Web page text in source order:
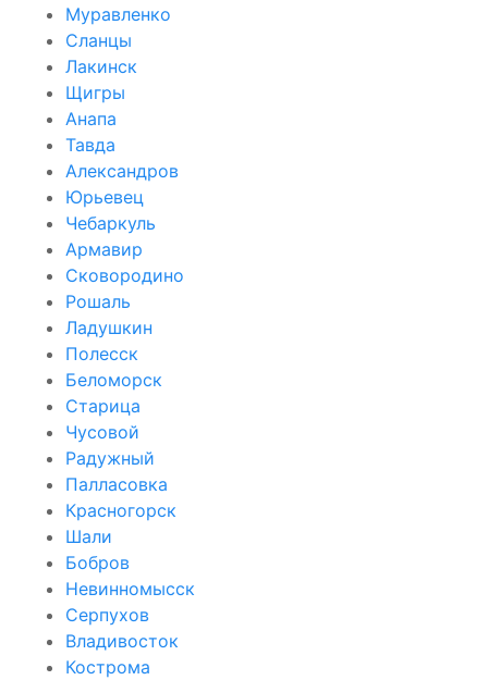
Муравленко
Сланцы
Лакинск
Щигры
Анапа
Тавда
Александров
Юрьевец
Чебаркуль
Армавир
Сковородино
Рошаль
Ладушкин
Полесск
Беломорск
Старица
Чусовой
Радужный
Палласовка
Красногорск
Шали
Бобров
Невинномысск
Серпухов
Владивосток
Кострома